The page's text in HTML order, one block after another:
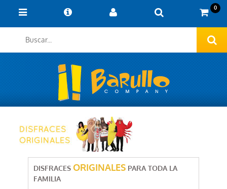
0
DISFRACES ORIGINALES PARA TODA LA
FAMILIA